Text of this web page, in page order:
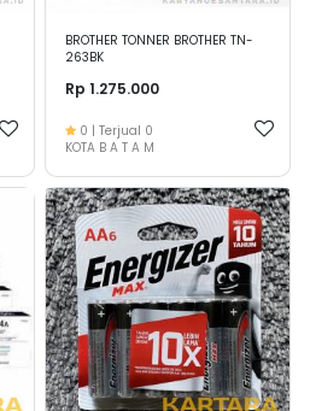
BROTHER TONNER BROTHER TN-
263BK
Rp 1.275.000
0 | Terjual 0
KOTA B A T A M